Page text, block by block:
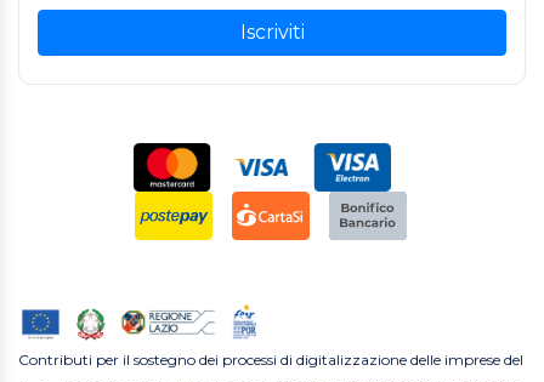
Iscriviti
Contributi per il sostegno dei processi di digitalizzazione delle imprese del